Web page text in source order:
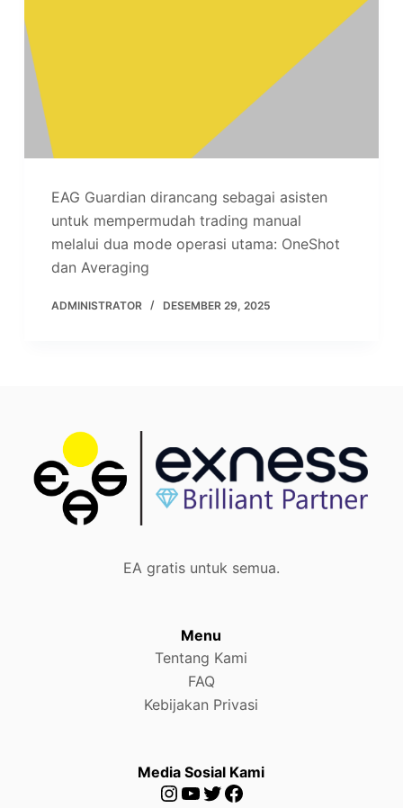
EAG Guardian dirancang sebagai asisten
untuk mempermudah trading manual
melalui dua mode operasi utama: OneShot
dan Averaging
ADMINISTRATOR DESEMBER 29, 2025
EA gratis untuk semua.
Menu
Tentang Kami
FAQ
Kebijakan Privasi
Media Sosial Kami
Instagram
YouTube
Twitter